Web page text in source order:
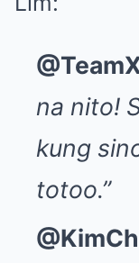
na nito!
kung
totoo.”